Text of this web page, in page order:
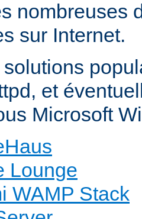
nombreuses
sur Internet.
et
Microsoft
Lounge
WAMP Stack